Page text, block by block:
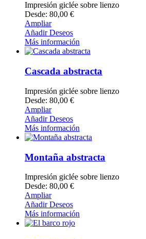
Impresión giclée sobre lienzo
Desde: 80,00 €
Ampliar
Añadir Deseos
Más información
Cascada abstracta
Impresión giclée sobre lienzo
Desde: 80,00 €
Ampliar
Añadir Deseos
Más información
Montaña abstracta
Impresión giclée sobre lienzo
Desde: 80,00 €
Ampliar
Añadir Deseos
Más información